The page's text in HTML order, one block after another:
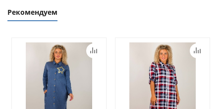
Рекомендуем